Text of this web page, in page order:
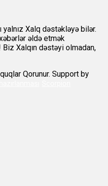
Xalq dəstəkləyə bilər.
əldə etmək
Xalqın dəstəyi olmadan,
Qorunur. Support by